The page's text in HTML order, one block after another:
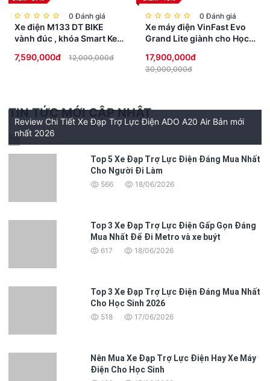
0 Đánh giá
Xe điện M133 DT BIKE
vành đúc , khóa Smart Key
cao cấp
7,590,000đ 12,000,000đ
0 Đánh giá
Xe máy điện VinFast Evo
Grand Lite giành cho Học
17,900,000đ
30,000,000đ
TIN TỨC MỚI CẬP NHẬT
Review Chi Tiết Xe Đạp Trợ Lực Điện ADO A20 Air Bản mới
nhất 2026
Top 5 Xe Đạp Trợ Lực Điện Đáng Mua Nhất
Cho Người Đi Làm
566 18/06/2026
Top 3 Xe Đạp Trợ Lực Điện Gấp Gọn Đáng
Mua Nhất Để Đi Metro và xe buýt
617 18/06/2026
Top 3 Xe Đạp Trợ Lực Điện Đáng Mua Nhất
Cho Học Sinh 2026
518 17/06/2026
Nên Mua Xe Đạp Trợ Lực Điện Hay Xe Máy
Điện Cho Học Sinh